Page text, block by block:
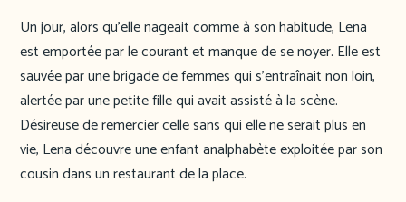
Un jour, alors qu’elle nageait comme à son habitude, Lena
est emportée par le courant et manque de se noyer. Elle est
sauvée par une brigade de femmes qui s’entraînait non loin,
alertée par une petite fille qui avait assisté à la scène.
Désireuse de remercier celle sans qui elle ne serait plus en
vie, Lena découvre une enfant analphabète exploitée par son
cousin dans un restaurant de la place.